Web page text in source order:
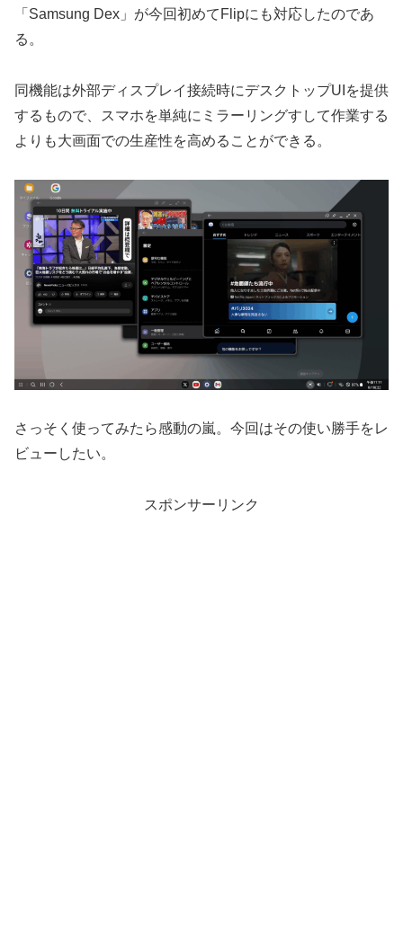
「Samsung Dex」が今回初めてFlipにも対応したのであ
る。
同機能は外部ディスプレイ接続時にデスクトップUIを提供
するもので、スマホを単純にミラーリングすして作業する
よりも大画面での生産性を高めることができる。
さっそく使ってみたら感動の嵐。今回はその使い勝手をレ
ビューしたい。
スポンサーリンク